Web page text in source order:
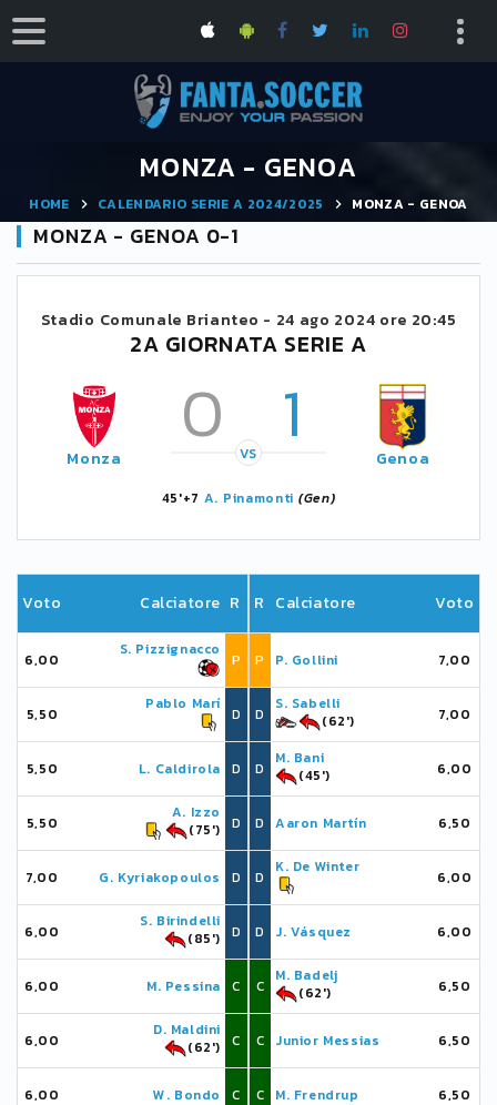
MONZA - GENOA
HOME CALENDARIO SERIE A 2024/2025 MONZA - GENOA
MONZA - GENOA 0-1
Stadio Comunale Brianteo - 24 ago 2024 ore 20:45
2A GIORNATA SERIE A
Monza 0 1
VS Genoa
45'+7 A. Pinamonti (Gen)
Voto Calciatore R
6,00
S. Pizzignacco
P
5,50
Pablo Marí
D
5,50 L. Caldirola D
5,50
A. Izzo
(75')
D
7,00 G. Kyriakopoulos D
6,00
S. Birindelli
(85')
D
6,00 M. Pessina C
6,00
D. Maldini
(62')
C
6,00 W. Bondo C
R Calciatore Voto
P P. Gollini 7,00
D
S. Sabelli
(62')
7,00
D
M. Bani
(45')
6,00
D Aaron Martín 6,50
D
K. De Winter
6,00
D J. Vásquez 6,00
C
M. Badelj
(62')
6,50
C Junior Messias 6,50
C M. Frendrup 6,50